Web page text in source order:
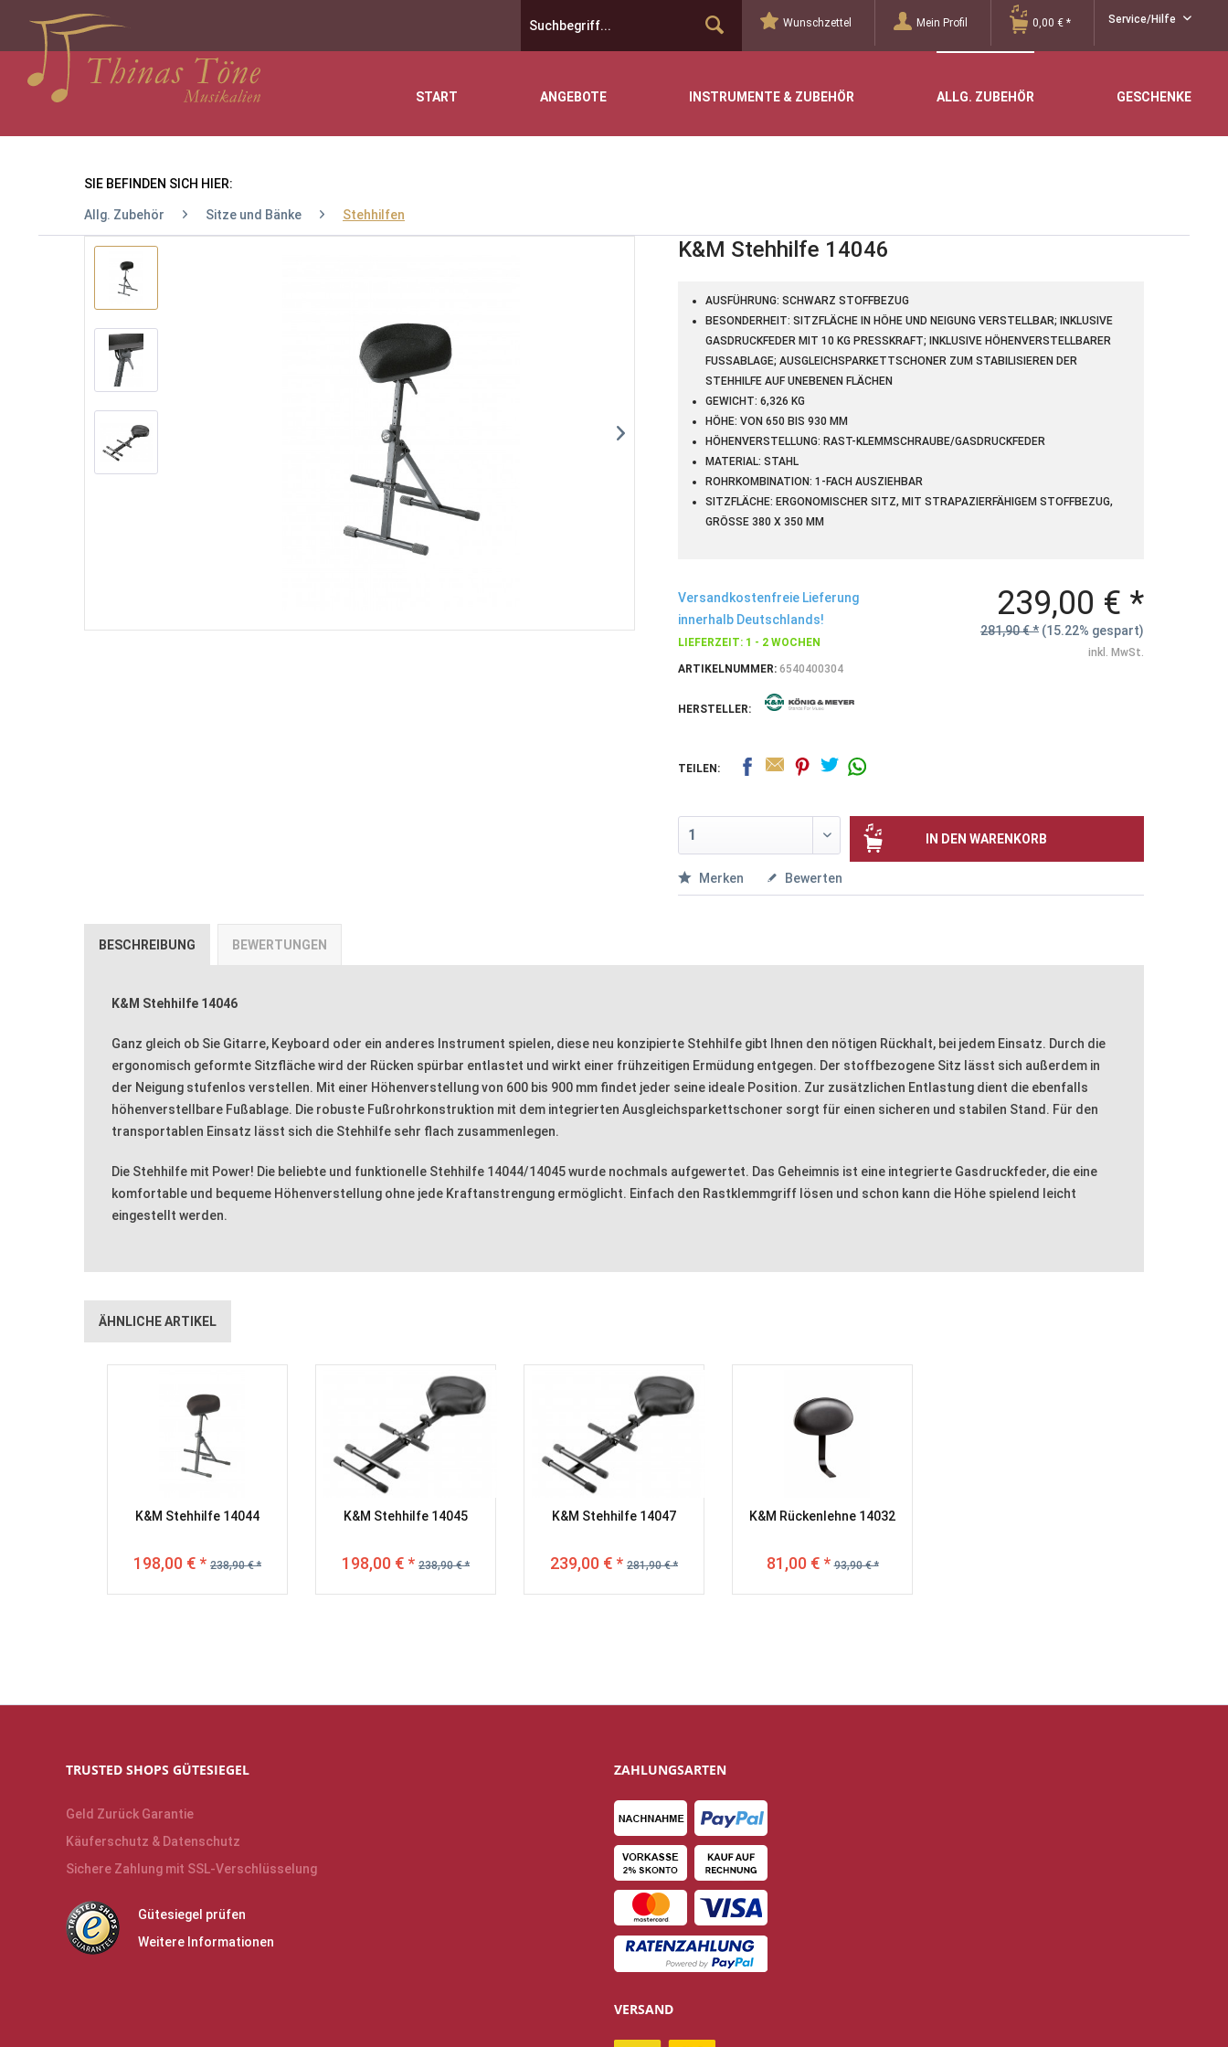
Service/Hilfe
Wunschzettel Mein Profil 0,00 € *
START ANGEBOTE INSTRUMENTE & ZUBEHÖR ALLG. ZUBEHÖR GESCHENKE
SIE BEFINDEN SICH HIER:
Allg. Zubehör Sitze und Bänke Stehhilfen
K&M Stehhilfe 14046
AUSFÜHRUNG: SCHWARZ STOFFBEZUG
BESONDERHEIT: SITZFLÄCHE IN HÖHE UND NEIGUNG VERSTELLBAR; INKLUSIVE
GASDRUCKFEDER MIT 10 KG PRESSKRAFT; INKLUSIVE HÖHENVERSTELLBARER
FUSSABLAGE; AUSGLEICHSPARKETTSCHONER ZUM STABILISIEREN DER S
TEHHILFE AUF UNEBENEN FLÄCHEN
GEWICHT: 6,326 KG
HÖHE: VON 650 BIS 930 MM
HÖHENVERSTELLUNG: RAST-KLEMMSCHRAUBE/GASDRUCKFEDER
MATERIAL: STAHL
ROHRKOMBINATION: 1-FACH AUSZIEHBAR
SITZFLÄCHE: ERGONOMISCHER SITZ, MIT STRAPAZIERFÄHIGEM STOFFBEZUG,
GRÖSSE 380 X 350 MM
Versandkostenfreie Lieferung
innerhalb Deutschlands!
LIEFERZEIT: 1 - 2 WOCHEN
ARTIKELNUMMER: 6540400304
HERSTELLER:
239,00 € *
281,90 € * (15.22% gespart)
inkl. MwSt.
TEILEN:
IN DEN WARENKORB
Merken Bewerten
BESCHREIBUNG BEWERTUNGEN
K&M Stehhilfe 14046
Ganz gleich ob Sie Gitarre, Keyboard oder ein anderes Instrument spielen, diese neu konzipierte Stehhilfe gibt Ihnen den nötigen Rückhalt, bei jedem Einsatz. Durch die
ergonomisch geformte Sitzfläche wird der Rücken spürbar entlastet und wirkt einer frühzeitigen Ermüdung entgegen. Der stoffbezogene Sitz lässt sich außerdem in
der Neigung stufenlos verstellen. Mit einer Höhenverstellung von 600 bis 900 mm findet jeder seine ideale Position. Zur zusätzlichen Entlastung dient die ebenfalls
höhenverstellbare Fußablage. Die robuste Fußrohrkonstruktion mit dem integrierten Ausgleichsparkettschoner sorgt für einen sicheren und stabilen Stand. Für den
transportablen Einsatz lässt sich die Stehhilfe sehr flach zusammenlegen.
Die Stehhilfe mit Power! Die beliebte und funktionelle Stehhilfe 14044/14045 wurde nochmals aufgewertet. Das Geheimnis ist eine integrierte Gasdruckfeder, die eine
komfortable und bequeme Höhenverstellung ohne jede Kraftanstrengung ermöglicht. Einfach den Rastklemmgriff lösen und schon kann die Höhe spielend leicht
eingestellt werden.
ÄHNLICHE ARTIKEL
K&M Stehhilfe 14044
198,00 € * 238,90 € *
K&M Stehhilfe 14045
198,00 € * 238,90 € *
K&M Stehhilfe 14047
239,00 € * 281,90 € *
K&M Rückenlehne 14032
81,00 € * 93,90 € *
TRUSTED SHOPS GÜTESIEGEL
Geld Zurück Garantie
Käuferschutz & Datenschutz
Sichere Zahlung mit SSL-Verschlüsselung
Gütesiegel prüfen
Weitere Informationen
ZAHLUNGSARTEN
VERSAND